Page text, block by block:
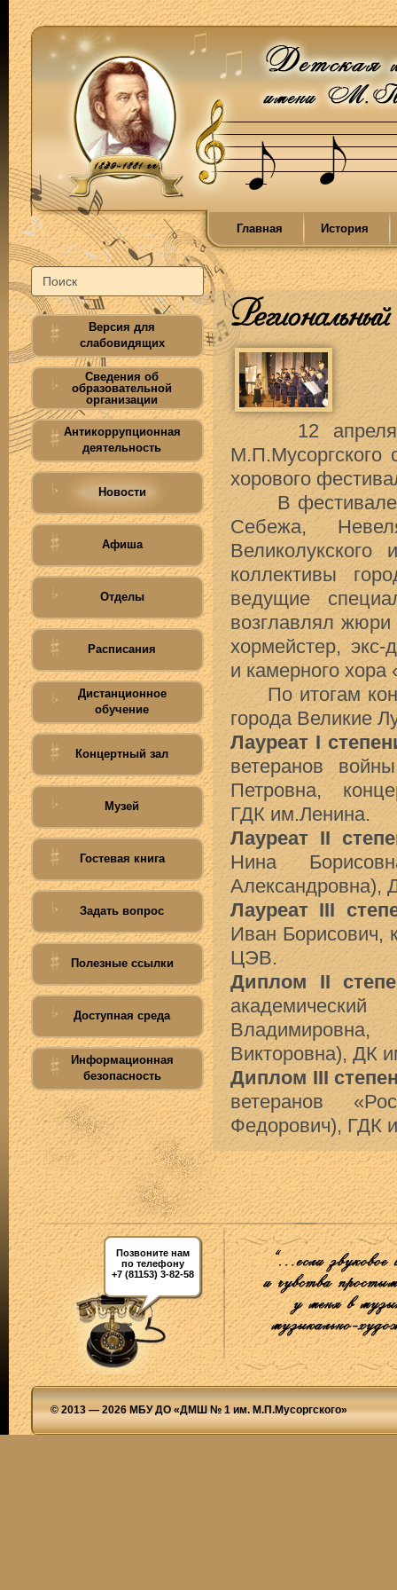
Главная История
Версия для
слабовидящих
Сведения об
образовательной
организации
Антикоррупционная
деятельность
Новости
Афиша
Отделы
Расписания
Дистанционное
обучение
Концертный зал
Музей
Гостевая книга
Задать вопрос
Полезные ссылки
Доступная среда
Информационная
безопасность
12 апреля в
М.П.Мусоргского
хорового
В фестивале
Себежа,
коллективы
ведущие
возглавлял жюри
хормейстер,
и камерного хора
По итогам
города Великие
Лауреат I
ветеранов
Петровна,
ГДК им.Ленина.
Лауреат II
Нина
Александровна),
Лауреат III
Иван Борисович,
ЦЭВ.
Диплом II
Викторовна), ДК
Диплом III
ветеранов
Федорович), ГДК
Позвоните нам
по телефону
+7 (81153) 3-82-58
© 2013 — 2026 МБУ ДО «ДМШ № 1 им. М.П.Мусоргского»